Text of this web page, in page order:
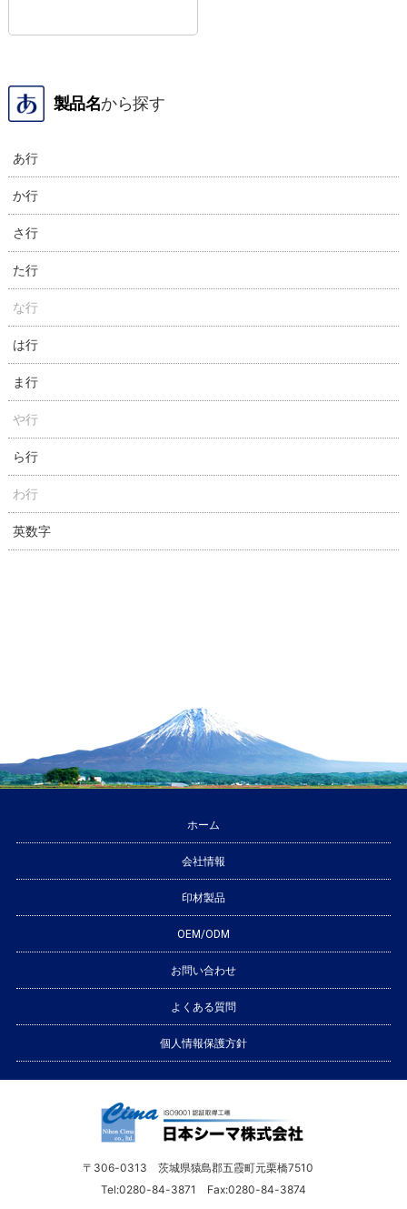
製品名から探す
あ行
か行
さ行
た行
な行
は行
ま行
や行
ら行
わ行
英数字
ホーム
会社情報
印材製品
OEM/ODM
お問い合わせ
よくある質問
個人情報保護方針
〒306-0313 茨城県猿島郡五霞町元栗橋7510
Tel:0280-84-3871 Fax:0280-84-3874